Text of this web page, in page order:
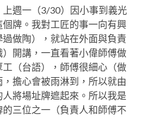
週一（3/30）因小事到義光
牌。我對工匠的事一向有興
做陶），就站在外面與負責
開講，一直看著小偉師傅做
（台語），師傅很細心（做
擔心會被雨淋到，所以就由
將場址牌遮起來。所以我是
三位之一（負責人和師傅不